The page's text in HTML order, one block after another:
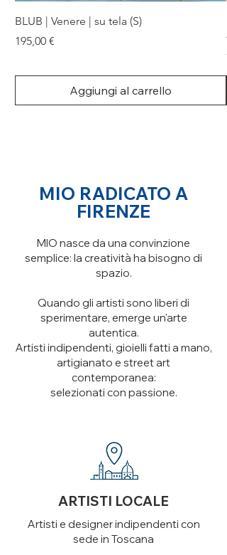
BLUB | Venere | su tela (S)
Prezzo
195,00 €
Aggiungi al carrello
MIO RADICATO A
FIRENZE
MIO nasce da una convinzione
semplice: la creatività ha bisogno di
spazio.
Quando gli artisti sono liberi di
sperimentare, emerge un'arte
autentica.
Artisti indipendenti, gioielli fatti a mano,
artigianato e street art
contemporanea:
selezionati con passione.
ARTISTI LOCALE
Artisti e designer indipendenti con
sede in Toscana